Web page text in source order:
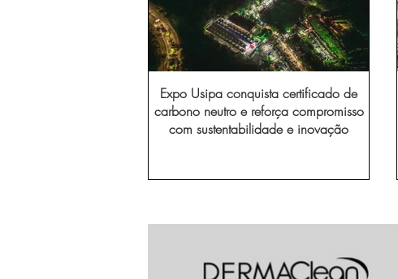
Expo Usipa conquista certificado de
carbono neutro e reforça compromisso
com sustentabilidade e inovação